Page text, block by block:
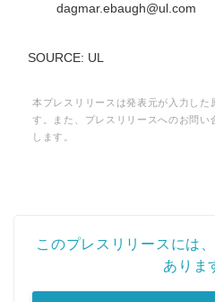
dagmar.ebaugh@ul.com
SOURCE: UL
本プレスリリースは発表元が入力した
す。また、プレスリリースへのお問い
します。
このプレスリリースには
ありま